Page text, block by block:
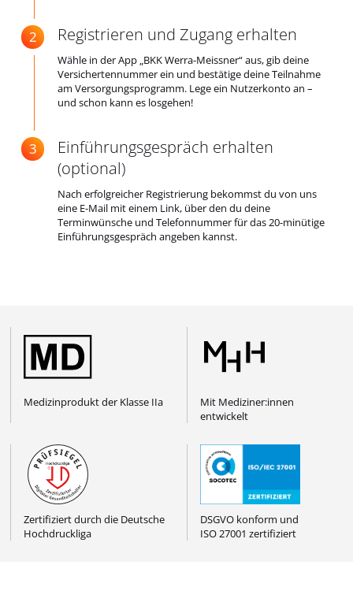
Registrieren und Zugang erhalten
Wähle in der App „BKK Werra-Meissner“ aus, gib deine
Versichertennummer ein und bestätige deine Teilnahme
am Versorgungsprogramm. Lege ein Nutzerkonto an –
und schon kann es losgehen!
Einführungsgespräch erhalten
(optional)
Nach erfolgreicher Registrierung bekommst du von uns
eine E-Mail mit einem Link, über den du deine
Terminwünsche und Telefonnummer für das 20-minütige
Einführungsgespräch angeben kannst.
Medizinprodukt der Klasse IIa Mit Mediziner:innen
entwickelt
Zertifiziert durch die Deutsche
Hochdruckliga
DSGVO konform und
ISO 27001 zertifiziert